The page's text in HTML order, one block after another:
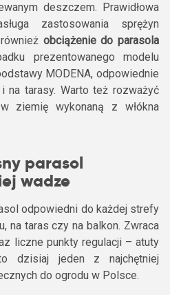
deszczem. Prawidłowa
zastosowania sprężyn
obciążenie do parasola
prezentowanego modelu
MODENA, odpowiednie
na tarasy. Warto też rozważyć
ziemię wykonaną z włókna
parasol
wadze
odpowiedni do każdej strefy
na taras czy na balkon. Zwraca
liczne punkty regulacji – atuty
dzisiaj jeden z najchętniej
do ogrodu w Polsce.